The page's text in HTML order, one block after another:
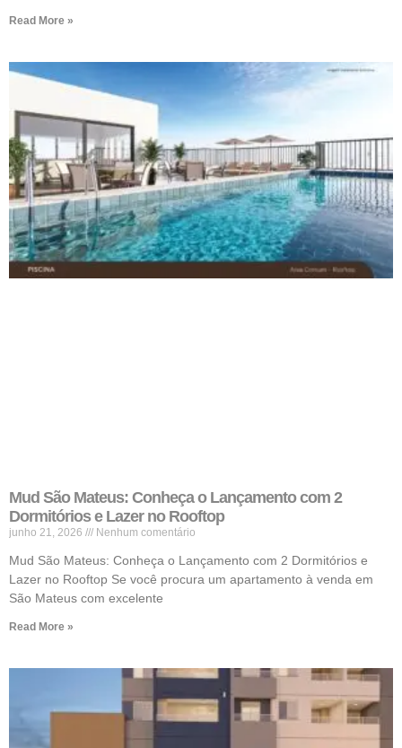
Read More »
Mud São Mateus: Conheça o Lançamento com 2
Dormitórios e Lazer no Rooftop
junho 21, 2026 Nenhum comentário
Mud São Mateus: Conheça o Lançamento com 2 Dormitórios e
Lazer no Rooftop Se você procura um apartamento à venda em
São Mateus com excelente
Read More »